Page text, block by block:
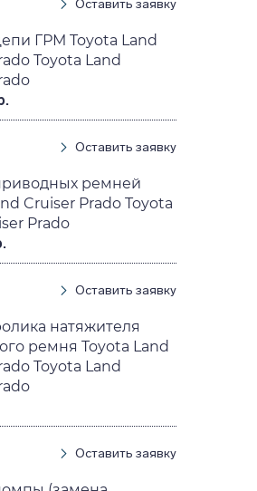
Оставить заявку
ГРМ Toyota Land
Toyota Land
Оставить заявку
ремней
Cruiser Prado Toyota
Prado
Оставить заявку
натяжителя
ремня Toyota Land
Toyota Land
Оставить заявку